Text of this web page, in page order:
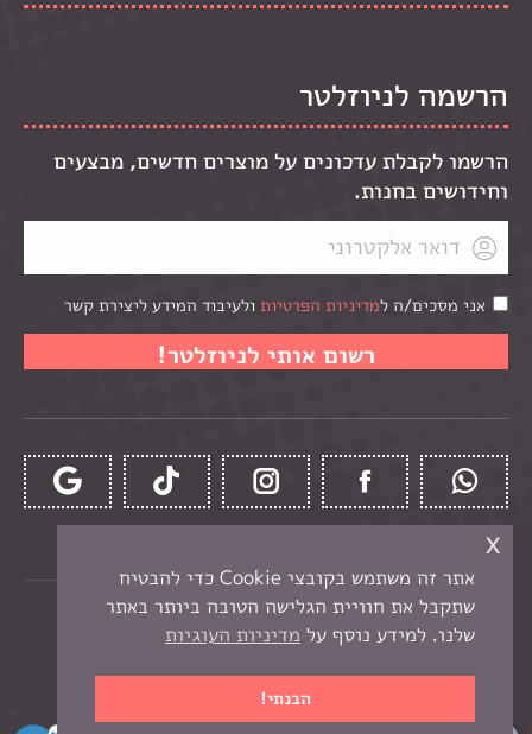
הרשמה לניוזלטר
הרשמו לקבלת עדכונים על מוצרים חדשים, מבצעים
וחידושים בחנות.
אני מסכים/ה למדיניות הפרטיות ולעיבוד המידע ליצירת קשר
כל הזכויות שמורות לקרן -חנות יצירה בנתניה
תפריט תחתון
בניית אתר מכירות
אתר זה משתמש בקובצי Cookie כדי להבטיח
שתקבל את חוויית הגלישה הטובה ביותר באתר
שלנו. למידע נוסף על מדיניות העוגיות
הבנתי!
x